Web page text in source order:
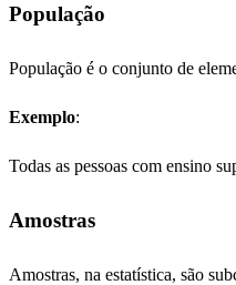
População
População é o conjunto de
Exemplo:
Todas as pessoas com ensino
Amostras
Amostras, na estatística, são